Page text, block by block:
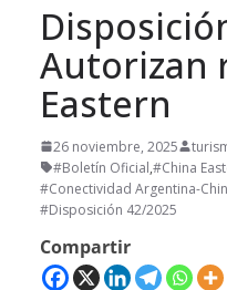
Autorizan
Eastern
26 noviembre, 2025
#Boletín Oficial,#China
#Conectividad Argentina-
#Disposición 42/2025
Compartir